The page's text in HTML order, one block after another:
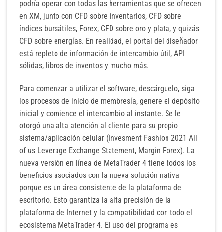
podría operar con todas las herramientas que se ofrecen
en XM, junto con CFD sobre inventarios, CFD sobre
índices bursátiles, Forex, CFD sobre oro y plata, y quizás
CFD sobre energías. En realidad, el portal del diseñador
está repleto de información de intercambio útil, API
sólidas, libros de inventos y mucho más.
Para comenzar a utilizar el software, descárguelo, siga
los procesos de inicio de membresía, genere el depósito
inicial y comience el intercambio al instante. Se le
otorgó una alta atención al cliente para su propio
sistema/aplicación celular (Invesment Fashion 2021 All
of us Leverage Exchange Statement, Margin Forex). La
nueva versión en línea de MetaTrader 4 tiene todos los
beneficios asociados con la nueva solución nativa
porque es un área consistente de la plataforma de
escritorio. Esto garantiza la alta precisión de la
plataforma de Internet y la compatibilidad con todo el
ecosistema MetaTrader 4. El uso del programa es